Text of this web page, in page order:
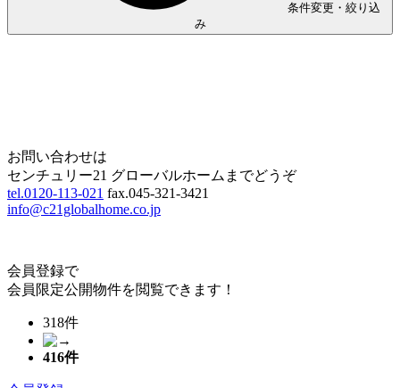
条件変更・絞り込
み
お問い合わせは
センチュリー21 グローバルホームまでどうぞ
tel.0120-113-021 fax.045-321-3421
info@c21globalhome.co.jp
会員登録で
会員限定公開物件を閲覧できます！
318件
416件